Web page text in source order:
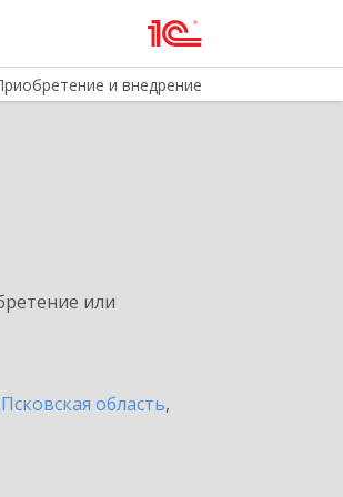
и внедрение
или
Псковская область,